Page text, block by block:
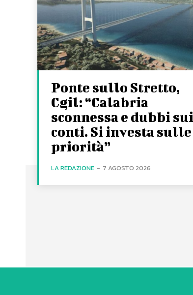
Ponte sullo Stretto,
Cgil: “Calabria
sconnessa e dubbi sui
conti. Si investa sulle
priorità”
LA REDAZIONE - 7 AGOSTO 2026